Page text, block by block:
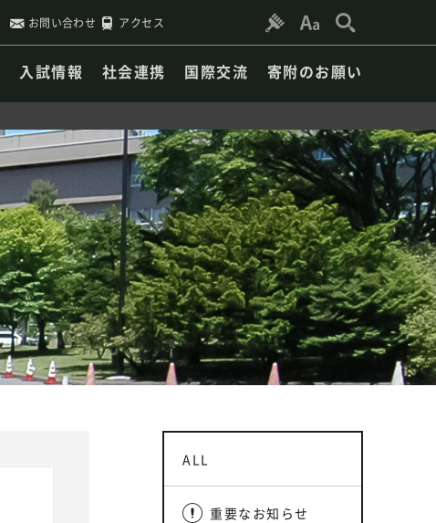
お問い合わせ アクセス
入試情報 社会連携 国際交流 寄附のお願い
ALL
重要なお知らせ